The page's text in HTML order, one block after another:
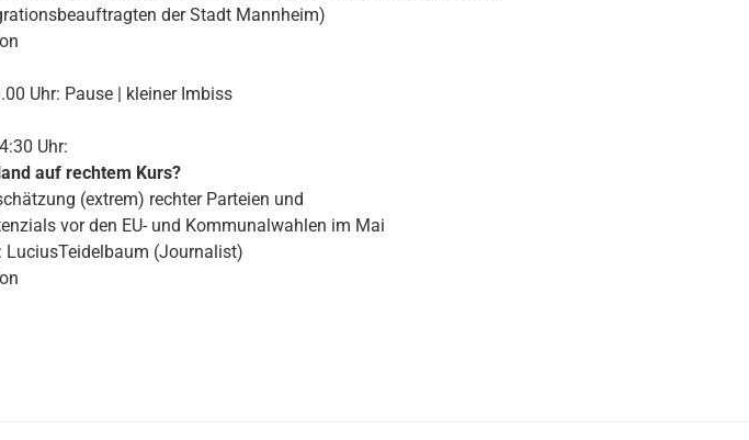
der Stadt Mannheim)
Uhr: Pause | kleiner Imbiss
Uhr:
auf rechtem Kurs?
(extrem) rechter Parteien und
vor den EU- und Kommunal­wahlen im Mai
LuciusTeidelbaum (Journalist)